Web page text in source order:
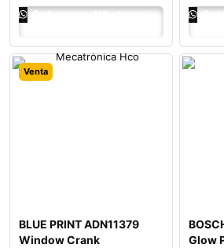
Ordenar por Whatsapp
Venta
BLUE PRINT ADN11379
Window Crank
Glow